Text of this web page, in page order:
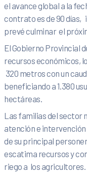
el avance global a la
contrato es de 90 días,
prevé culminar el
El Gobierno Provincial
recursos económicos,
320 metros con un
beneficiando a 1.380
hectáreas.
Las familias del sector
atención e
de su principal
escatima recursos y
riego a los agricultores.